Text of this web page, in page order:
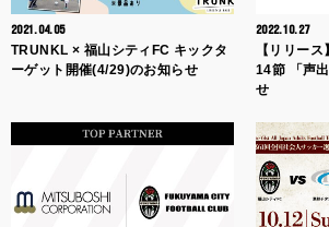
2021.04.05
TRUNKL × 福山シティFC キックタ
ーゲット開催(4/29)のお知らせ
2022.10.27
【リリー
14節 「声
せ